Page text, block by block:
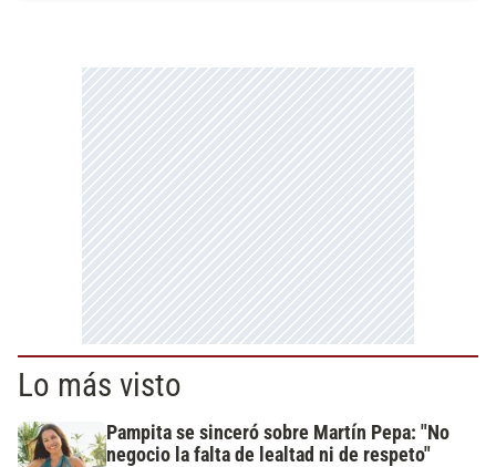
Lo más visto
Pampita se sinceró sobre Martín Pepa: "No
negocio la falta de lealtad ni de respeto"